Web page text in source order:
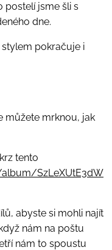
postelí jsme šli s
dne.
pokračuje i
můžete mrknou, jak
tento
SzLeXUtE3dW
abyste si mohli najít
nám na poštu
nám to spoustu